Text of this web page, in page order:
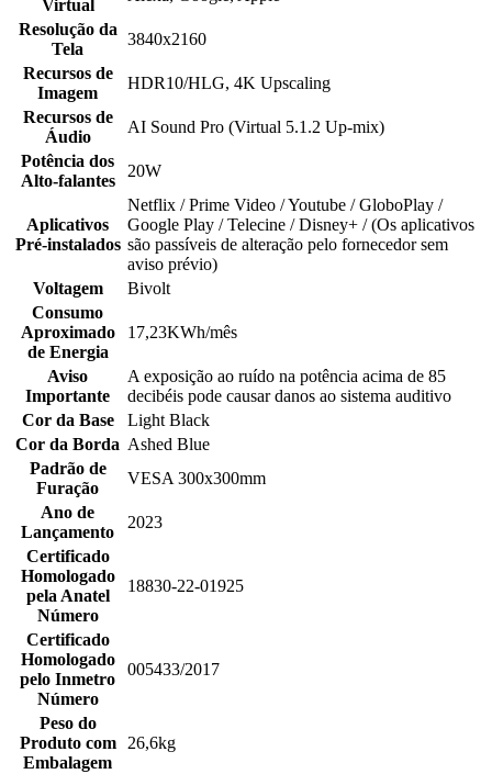
Virtual
Resolução da
Tela
3840x2160
Recursos de
Imagem
HDR10/HLG, 4K Upscaling
Recursos de
Áudio
AI Sound Pro (Virtual 5.1.2 Up-mix)
Potência dos
Alto-falantes
20W
Aplicativos
Pré-instalados
Netflix / Prime Video / Youtube / GloboPlay /
Google Play / Telecine / Disney+ / (Os aplicativos
são passíveis de alteração pelo fornecedor sem
aviso prévio)
Voltagem
Bivolt
Consumo
Aproximado
de Energia
17,23KWh/mês
Aviso
Importante
A exposição ao ruído na potência acima de 85
decibéis pode causar danos ao sistema auditivo
Cor da Base
Light Black
Cor da Borda Ashed Blue
Padrão de
Furação
VESA 300x300mm
Ano de
Lançamento
2023
Certificado
Homologado
pela Anatel
Número
18830-22-01925
Certificado
Homologado
pelo Inmetro
Número
005433/2017
Peso do
Produto com
Embalagem
26,6kg